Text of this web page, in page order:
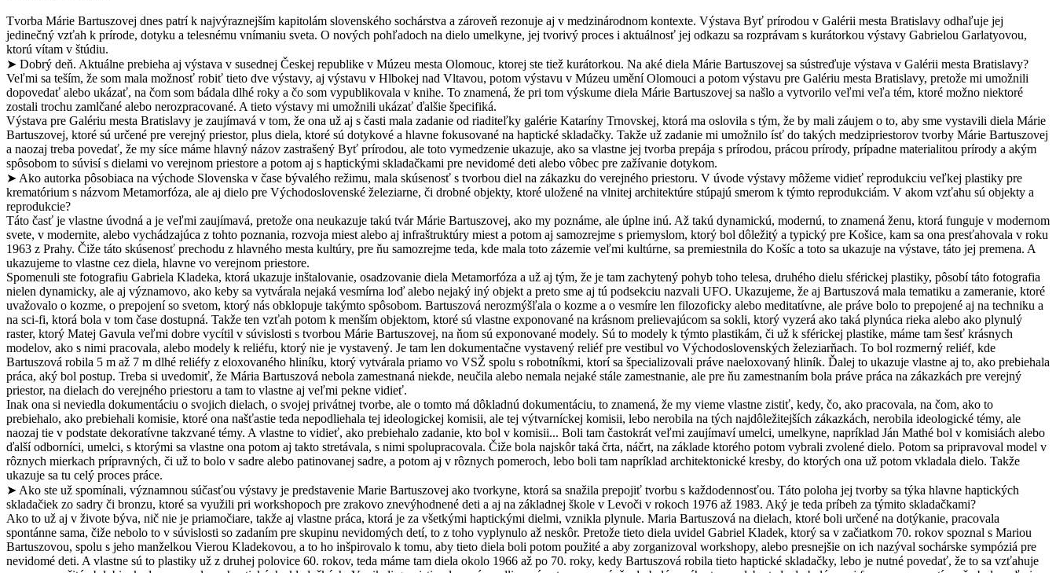
Tvorba Márie Bartuszovej dnes patrí k najvýraznejším kapitolám slovenského sochárstva a zároveň rezonuje aj v medzinárodnom kontexte. Výstava Byť prírodou v Galérii mesta Bratislavy odhaľuje jej
jedinečný vzťah k prírode, dotyku a telesnému vnímaniu sveta. O nových pohľadoch na dielo umelkyne, jej tvorivý proces i aktuálnosť jej odkazu sa rozprávam s kurátorkou výstavy Gabrielou Garlatyovou,
ktorú vítam v štúdiu.
➤ Dobrý deň. Aktuálne prebieha aj výstava v susednej Českej republike v Múzeu mesta Olomouc, ktorej ste tiež kurátorkou. Na aké diela Márie Bartuszovej sa sústreďuje výstava v Galérii mesta Bratislavy?
Veľmi sa teším, že som mala možnosť robiť tieto dve výstavy, aj výstavu v Hlbokej nad Vltavou, potom výstavu v Múzeu umění Olomouci a potom výstavu pre Galériu mesta Bratislavy, pretože mi umožnili
dopovedať alebo ukázať, na čom som bádala dlhé roky a čo som vypublikovala v knihe. To znamená, že pri tom výskume diela Márie Bartuszovej sa našlo a vytvorilo veľmi veľa tém, ktoré možno niektoré
zostali trochu zamlčané alebo nerozpracované. A tieto výstavy mi umožnili ukázať ďalšie špecifiká.
Výstava pre Galériu mesta Bratislavy je zaujímavá v tom, že ona už aj s časti mala zadanie od riaditeľky galérie Kataríny Trnovskej, ktorá ma oslovila s tým, že by mali záujem o to, aby sme vystavili diela Márie
Bartuszovej, ktoré sú určené pre verejný priestor, plus diela, ktoré sú dotykové a hlavne fokusované na haptické skladačky. Takže už zadanie mi umožnilo ísť do takých medzipriestorov tvorby Márie Bartuszovej
a naozaj treba povedať, že my síce máme hlavný názov zastrašený Byť prírodou, ale toto vymedzenie ukazuje, ako sa vlastne jej tvorba prepája s prírodou, prácou prírody, prípadne materialitou prírody a akým
spôsobom to súvisí s dielami vo verejnom priestore a potom aj s haptickými skladačkami pre nevidomé deti alebo vôbec pre zažívanie dotykom.
➤ Ako autorka pôsobiaca na východe Slovenska v čase bývalého režimu, mala skúsenosť s tvorbou diel na zákazku do verejného priestoru. V úvode výstavy môžeme vidieť reprodukciu veľkej plastiky pre
krematórium s názvom Metamorfóza, ale aj dielo pre Východoslovenské železiarne, či drobné objekty, ktoré uložené na vlnitej architektúre stúpajú smerom k týmto reprodukciám. V akom vzťahu sú objekty a
reprodukcie?
Táto časť je vlastne úvodná a je veľmi zaujímavá, pretože ona neukazuje takú tvár Márie Bartuszovej, ako my poznáme, ale úplne inú. Až takú dynamickú, modernú, to znamená ženu, ktorá funguje v modernom
svete, v modernite, alebo vychádzajúca z tohto poznania, rozvoja miest alebo aj infraštruktúry miest a potom aj samozrejme s priemyslom, ktorý bol dôležitý a typický pre Košice, kam sa ona presťahovala v roku
1963 z Prahy. Čiže táto skúsenosť prechodu z hlavného mesta kultúry, pre ňu samozrejme teda, kde mala toto zázemie veľmi kultúrne, sa premiestnila do Košíc a toto sa ukazuje na výstave, táto jej premena. A
ukazujeme to vlastne cez diela, hlavne vo verejnom priestore.
Spomenuli ste fotografiu Gabriela Kladeka, ktorá ukazuje inštalovanie, osadzovanie diela Metamorfóza a už aj tým, že je tam zachytený pohyb toho telesa, druhého dielu sférickej plastiky, pôsobí táto fotografia
nielen dynamicky, ale aj významovo, ako keby sa vytvárala nejaká vesmírna loď alebo nejaký iný objekt a preto sme aj tú podsekciu nazvali UFO. Ukazujeme, že aj Bartuszová mala tematiku a zameranie, ktoré
uvažovalo o kozme, o prepojení so svetom, ktorý nás obklopuje takýmto spôsobom. Bartuszová nerozmýšľala o kozme a o vesmíre len filozoficky alebo meditatívne, ale práve bolo to prepojené aj na techniku a
na sci-fi, ktorá bola v tom čase dostupná. Takže ten vzťah potom k menším objektom, ktoré sú vlastne exponované na krásnom prelievajúcom sa sokli, ktorý vyzerá ako taká plynúca rieka alebo ako plynulý
raster, ktorý Matej Gavula veľmi dobre vycítil v súvislosti s tvorbou Márie Bartuszovej, na ňom sú exponované modely. Sú to modely k týmto plastikám, či už k sférickej plastike, máme tam šesť krásnych
modelov, ako s nimi pracovala, alebo modely k reliéfu, ktorý nie je vystavený. Je tam len dokumentačne vystavený reliéf pre vestibul vo Východoslovenských železiarňach. To bol rozmerný reliéf, kde
Bartuszová robila 5 m až 7 m dlhé reliéfy z eloxovaného hliníku, ktorý vytvárala priamo vo VSŽ spolu s robotníkmi, ktorí sa špecializovali práve naeloxovaný hliník. Ďalej to ukazuje vlastne aj to, ako prebiehala
práca, aký bol postup. Treba si uvedomiť, že Mária Bartuszová nebola zamestnaná niekde, neučila alebo nemala nejaké stále zamestnanie, ale pre ňu zamestnaním bola práve práca na zákazkách pre verejný
priestor, na dielach do verejného priestoru a tam to vlastne aj veľmi pekne vidieť.
Inak ona si neviedla dokumentáciu o svojich dielach, o svojej privátnej tvorbe, ale o tomto má dôkladnú dokumentáciu, to znamená, že my vieme vlastne zistiť, kedy, čo, ako pracovala, na čom, ako to
prebiehalo, ako prebiehali komisie, ktoré ona našťastie teda nepodliehala tej ideologickej komisii, ale tej výtvarníckej komisii, lebo nerobila na tých najdôležitejších zákazkách, nerobila ideologické témy, ale
naozaj tie v podstate dekoratívne takzvané témy. A vlastne to vidieť, ako prebiehalo zadanie, kto bol v komisii... Boli tam častokrát veľmi zaujímaví umelci, umelkyne, napríklad Ján Mathé bol v komisiách alebo
ďalší odborníci, umelci, s ktorými sa vlastne ona potom aj takto stretávala, s nimi spolupracovala. Čiže bola najskôr taká črta, náčrt, na základe ktorého potom vybrali zvolené dielo. Potom sa pripravoval model v
rôznych mierkach prípravných, či už to bolo v sadre alebo patinovanej sadre, a potom aj v rôznych pomeroch, lebo boli tam napríklad architektonické kresby, do ktorých ona už potom vkladala dielo. Takže
ukazuje sa tu celý proces práce.
➤ Ako ste už spomínali, významnou súčasťou výstavy je predstavenie Marie Bartuszovej ako tvorkyne, ktorá sa snažila prepojiť tvorbu s každodennosťou. Táto poloha jej tvorby sa týka hlavne haptických
skladačiek zo sadry či bronzu, ktoré sa využili pri workshopoch pre zrakovo znevýhodnené deti a aj na základnej škole v Levoči v rokoch 1976 až 1983. Aký je teda príbeh za týmito skladačkami?
Ako to už aj v živote býva, nič nie je priamočiare, takže aj vlastne práca, ktorá je za všetkými haptickými dielmi, vznikla plynule. Maria Bartuszová na dielach, ktoré boli určené na dotýkanie, pracovala
spontánne sama, čiže nebolo to v súvislosti so zadaním pre skupinu nevidomých detí, to z toho vyplynulo až neskôr. Pretože tieto diela uvidel Gabriel Kladek, ktorý sa v začiatkom 70. rokov spoznal s Mariou
Bartuszovou, spolu s jeho manželkou Vierou Kladekovou, a to ho inšpirovalo k tomu, aby tieto diela boli potom použité a aby zorganizoval workshopy, alebo presnejšie on ich nazýval sochárske sympóziá pre
nevidomé deti. A vlastne sú to plastiky už z druhej polovice 60. rokov, teda máme tam diela okolo 1966 až po 70. roky, kedy Bartuszová robila tieto haptické skladačky, lebo je nutné povedať, že to sa vzťahuje